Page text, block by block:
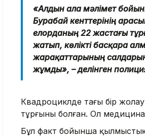
«Алдын ала мәлімет
Бурабай кенттерінің
елорданың 22 жастағы
жатып, көлікті басқара
жарақаттарының
жұмды», – делінген
Квадроциклде тағы бір
тұрғыны болған. Ол
Бұл факт бойынша қылмыстық